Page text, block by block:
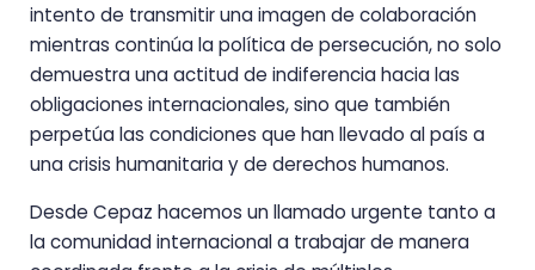
intento de transmitir una imagen de colaboración
mientras continúa la política de persecución, no solo
demuestra una actitud de indiferencia hacia las
obligaciones internacionales, sino que también
perpetúa las condiciones que han llevado al país a
una crisis humanitaria y de derechos humanos.
Desde Cepaz hacemos un llamado urgente tanto a
la comunidad internacional a trabajar de manera